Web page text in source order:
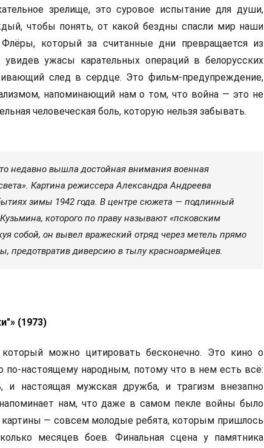
зрелище, это суровое испытание для души,
чтобы понять, от какой бездны спасли мир наши
который за считанные дни превращается из
увидев ужасы карательных операций в белорусских
след в сердце. Это фильм-предупреждение,
напоминающий нам о том, что война — это не
человеческая боль, которую нельзя забывать.
недавно вышла достойная внимания военная
Картина режиссера Александра Андреева
зимы 1942 года. В центре сюжета — подлинный
которого по праву называют «псковским
собой, он вывел вражеский отряд через метель прямо
предотвратив диверсию в тылу красноармейцев.
(1973)
можно цитировать бесконечно. Это кино о
по-настоящему народным, потому что в нем есть всё:
настоящая мужская дружба, и трагизм внезапно
нам, что даже в самом пекле войны было
картины — совсем молодые ребята, которым пришлось
месяцев боев. Финальная сцена у памятника